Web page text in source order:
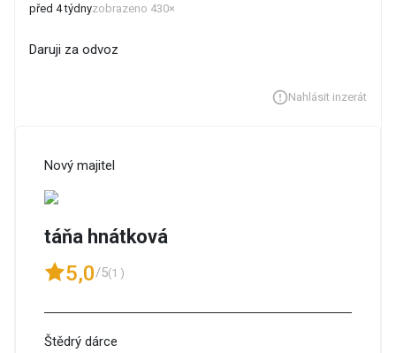
před 4 týdnyzobrazeno 430×
Daruji za odvoz
Nahlásit inzerát
Nový majitel
táňa hnátková
5,0/5(1 )
Štědrý dárce